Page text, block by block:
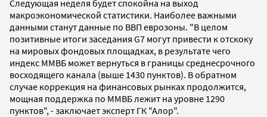
Следующая неделя будет спокойна на выход
макроэкономической статистики. Наиболее важными
данными станут данные по ВВП еврозоны. "В целом
позитивные итоги заседания G7 могут привести к отскоку
на мировых фондовых площадках, в результате чего
индекс ММВБ может вернуться в границы среднесрочного
восходящего канала (выше 1430 пунктов). В обратном
случае коррекция на финансовых рынках продолжится,
мощная поддержка по ММВБ лежит на уровне 1290
пунктов", - заключает эксперт ГК "Алор".